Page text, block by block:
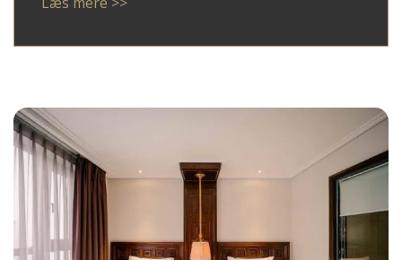
tilgang, hvor dine ønsker mødes med faglig
om du søger autentiske oplevelser, høj
komfort eller en blanding af begge dele.